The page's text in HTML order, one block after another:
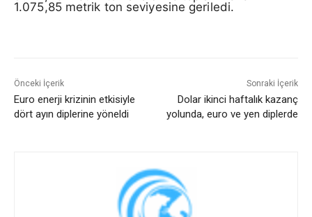
1.075,85 metrik ton seviyesine geriledi.
Önceki İçerik
Euro enerji krizinin etkisiyle
dört ayın diplerine yöneldi
Sonraki İçerik
Dolar ikinci haftalık kazanç
yolunda, euro ve yen diplerde